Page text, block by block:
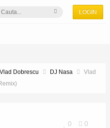
LOGIN
Vlad Dobrescu DJ Nasa
Vlad
0 0